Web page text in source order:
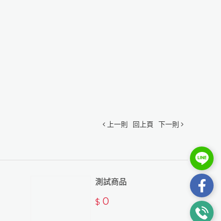
上一則 回上頁 下一則
測試商品
$ 0